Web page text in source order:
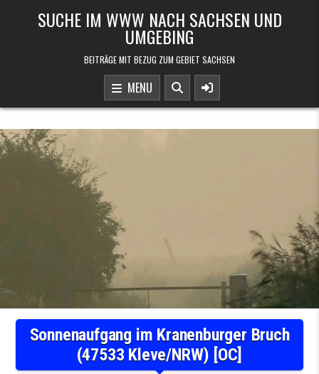
SUCHE IM WWW NACH SACHSEN UND
UMGEBING
BEITRÄGE MIT BEZUG ZUM GEBIET SACHSEN
MENU
Sonnenaufgang im Kranenburger Bruch
(47533 Kleve/NRW) [OC]